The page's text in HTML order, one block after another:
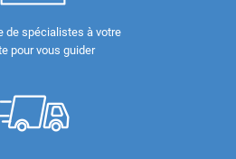
de spécialistes à votre
pour vous guider